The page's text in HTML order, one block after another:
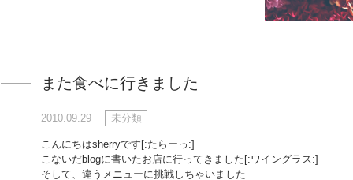
また食べに行きました
2010.09.29 未分類
こんにちはsherryです[:たらーっ:]
こないだblogに書いたお店に行ってきました[:ワイングラス:]
そして、違うメニューに挑戦しちゃいました